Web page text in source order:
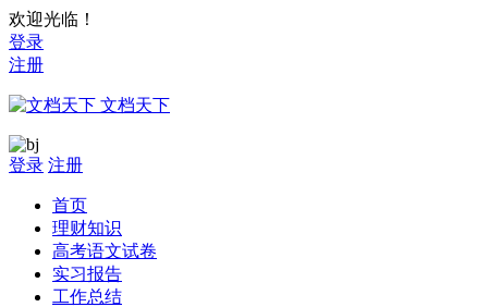
欢迎光临！
登录
注册
文档天下
登录 注册
首页
理财知识
高考语文试卷
实习报告
工作总结